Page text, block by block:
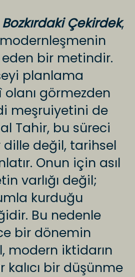
Bozkırdaki Çekirdek,
eden bir metindir.
planlama
görmezden
meşruiyetini de
Tahir, bu süreci
dille değil, tarihsel
Onun için asıl
varlığı değil;
kurduğu
Bu nedenle
bir dönemin
modern iktidarın
kalıcı bir düşünme